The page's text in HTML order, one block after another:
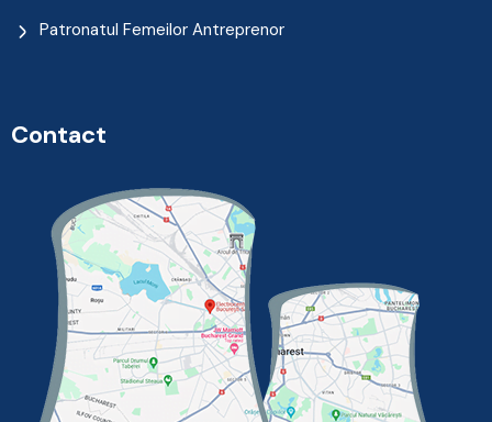
Patronatul Femeilor Antreprenor
Contact